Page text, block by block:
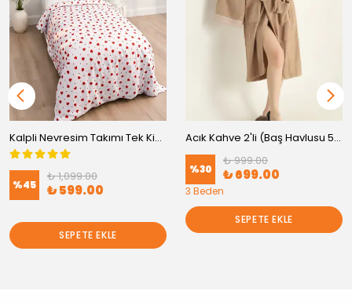
Kalpli Nevresim Takımı Tek Kişilik Pamuklu
%45
₺ 1,099.00
₺ 599.00
SEPETE EKLE
Acık Kahve 2'li (Baş Havlusu 50x90 Havlu + Bornoz )
%30
₺ 999.00
₺ 699.00
3 Beden
SEPETE EKLE